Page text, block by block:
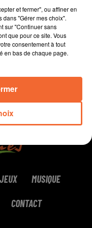
JEUX MUSIQUE
CONTACT
et fermer", ou affiner en
"Gérer mes choix".
sur "Continuer sans
que pour ce site. Vous
consentement à tout
en bas de chaque page.